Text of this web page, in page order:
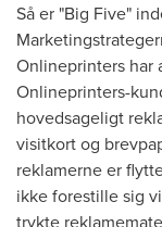
Så er "Big Five"
Onlineprinters har
Onlineprinters-
hovedsageligt
visitkort og
reklamerne er
ikke forestille sig